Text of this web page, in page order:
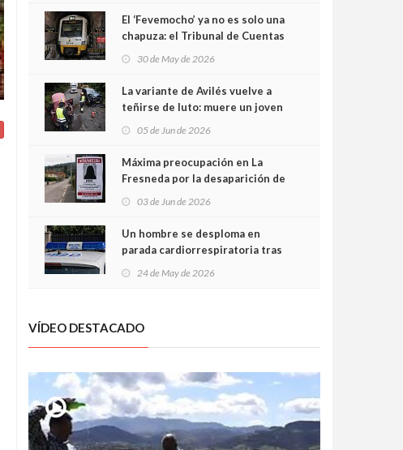
El ‘Fevemocho’ ya no es solo una
chapuza: el Tribunal de Cuentas
sobrecoste de los trenes que no
cabían por los túneles
30 de May de 2026
La variante de Avilés vuelve a
teñirse de luto: muere un joven
05 de Jun de 2026
Máxima preocupación en La
Fresneda por la desaparición de
03 de Jun de 2026
Un hombre se desploma en
parada cardiorrespiratoria tras
24 de May de 2026
VÍDEO DESTACADO